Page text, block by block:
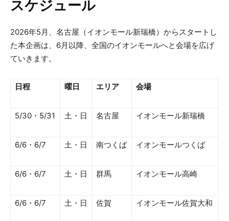
スケジュール
2026年5月、名古屋（イオンモール新瑞橋）からスタートし
た本企画は、6月以降、全国のイオンモールへと会場を広げ
ていきます。
日程 曜日 エリア 会場
5/30・5/31 土・日 名古屋 イオンモール新瑞橋
6/6・6/7 土・日 南つくば イオンモールつくば
6/6・6/7 土・日 群馬 イオンモール高崎
6/6・6/7 土・日 佐賀 イオンモール佐賀大和